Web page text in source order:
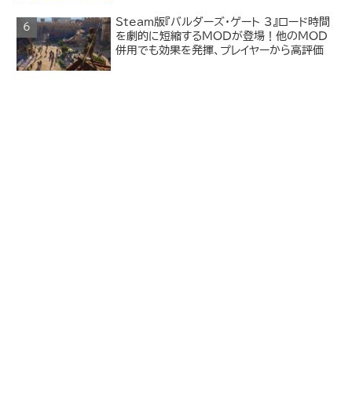
Steam版『バルダーズ・ゲート 3』ロード時間
を劇的に短縮するMODが登場！他のMOD
併用でも効果を発揮、プレイヤーから高評価